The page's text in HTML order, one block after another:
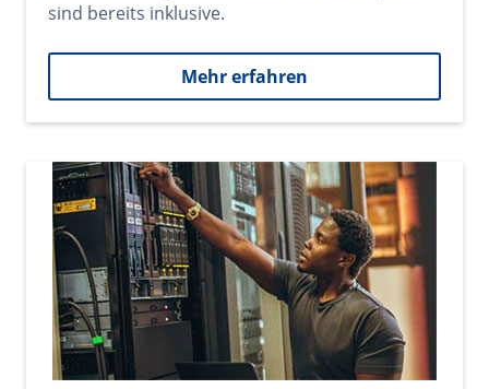
sind bereits inklusive.
Mehr erfahren